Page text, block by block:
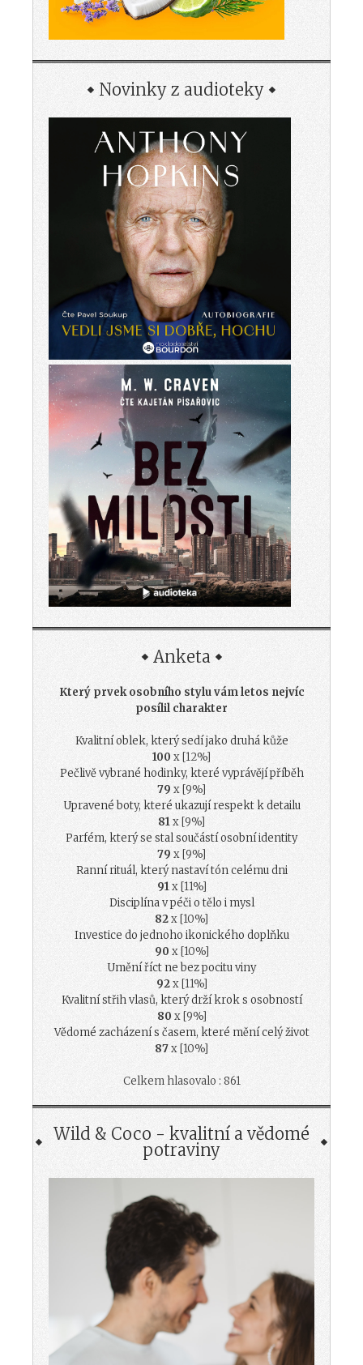
Novinky z audioteky
Anketa
Který prvek osobního stylu vám letos nejvíc
posílil charakter
Kvalitní oblek, který sedí jako druhá kůže
100 x [12%]
Pečlivě vybrané hodinky, které vyprávějí příběh
79 x [9%]
Upravené boty, které ukazují respekt k detailu
81x [9%]
Parfém, který se stal součástí osobní identity
79 x [9%]
Ranní rituál, který nastaví tón celému dni
91x [11%]
Disciplína v péči o tělo i mysl
82x [10%]
Investice do jednoho ikonického doplňku
90 x [10%]
Umění říct ne bez pocitu viny
92x [11%]
Kvalitní střih vlasů, který drží krok s osobností
80 x [9%]
Vědomé zacházení s časem, které mění celý život
87x [10%]
Celkem hlasovalo : 861
Wild & Coco - kvalitní a vědomé
potraviny